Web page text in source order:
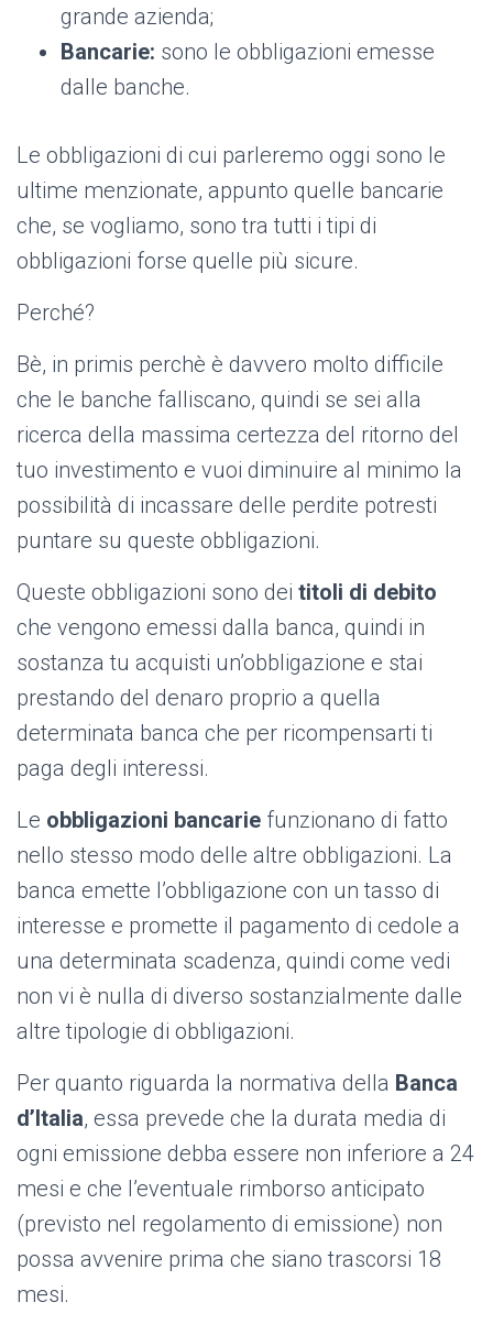
grande azienda;
Bancarie: sono le obbligazioni emesse
dalle banche.
Le obbligazioni di cui parleremo oggi sono le
ultime menzionate, appunto quelle bancarie
che, se vogliamo, sono tra tutti i tipi di
obbligazioni forse quelle più sicure.
Perché?
Bè, in primis perchè è davvero molto difficile
che le banche falliscano, quindi se sei alla
ricerca della massima certezza del ritorno del
tuo investimento e vuoi diminuire al minimo la
possibilità di incassare delle perdite potresti
puntare su queste obbligazioni.
Queste obbligazioni sono dei titoli di debito
che vengono emessi dalla banca, quindi in
sostanza tu acquisti un’obbligazione e stai
prestando del denaro proprio a quella
determinata banca che per ricompensarti ti
paga degli interessi.
Le obbligazioni bancarie funzionano di fatto
nello stesso modo delle altre obbligazioni. La
banca emette l’obbligazione con un tasso di
interesse e promette il pagamento di cedole a
una determinata scadenza, quindi come vedi
non vi è nulla di diverso sostanzialmente dalle
altre tipologie di obbligazioni.
Per quanto riguarda la normativa della Banca
d’Italia, essa prevede che la durata media di
ogni emissione debba essere non inferiore a 24
mesi e che l’eventuale rimborso anticipato
(previsto nel regolamento di emissione) non
possa avvenire prima che siano trascorsi 18
mesi.